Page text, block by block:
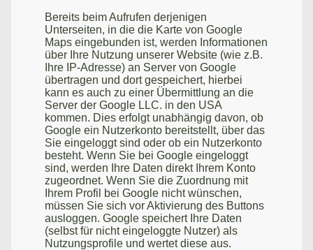
Bereits beim Aufrufen derjenigen
Unterseiten, in die die Karte von Google
Maps eingebunden ist, werden Informationen
über Ihre Nutzung unserer Website (wie z.B.
Ihre IP-Adresse) an Server von Google
übertragen und dort gespeichert, hierbei
kann es auch zu einer Übermittlung an die
Server der Google LLC. in den USA
kommen. Dies erfolgt unabhängig davon, ob
Google ein Nutzerkonto bereitstellt, über das
Sie eingeloggt sind oder ob ein Nutzerkonto
besteht. Wenn Sie bei Google eingeloggt
sind, werden Ihre Daten direkt Ihrem Konto
zugeordnet. Wenn Sie die Zuordnung mit
Ihrem Profil bei Google nicht wünschen,
müssen Sie sich vor Aktivierung des Buttons
ausloggen. Google speichert Ihre Daten
(selbst für nicht eingeloggte Nutzer) als
Nutzungsprofile und wertet diese aus.